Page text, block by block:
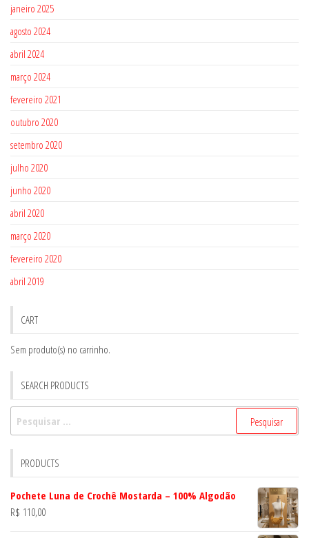
janeiro 2025
agosto 2024
abril 2024
março 2024
fevereiro 2021
outubro 2020
setembro 2020
julho 2020
junho 2020
abril 2020
março 2020
fevereiro 2020
abril 2019
CART
Sem produto(s) no carrinho.
SEARCH PRODUCTS
PRODUCTS
Pochete Luna de Crochê Mostarda – 100% Algodão
R$ 110,00